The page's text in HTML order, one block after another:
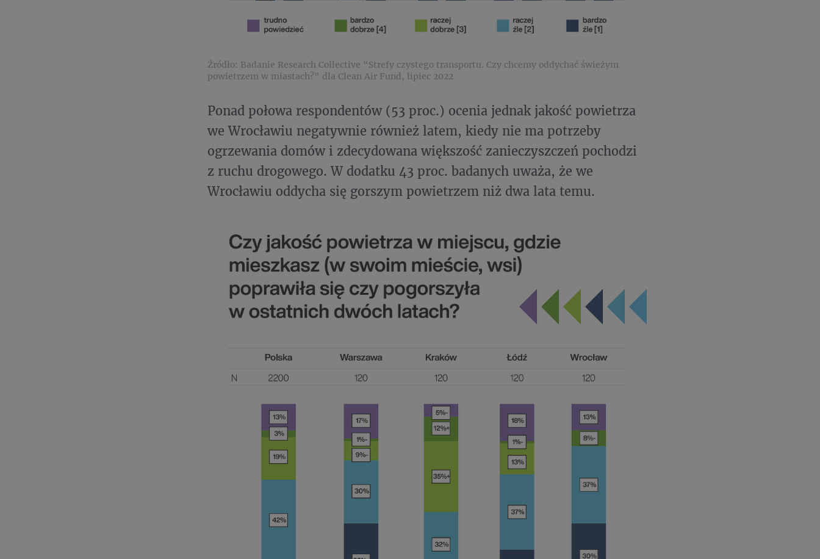
Źródło: Badanie Research Collective “Strefy czystego transportu. Czy chcemy oddychać świeżym
powietrzem w miastach?" dla Clean Air Fund, lipiec 2022
Ponad połowa respondentów (53 proc.) ocenia jednak jakość powietrza
we Wrocławiu negatywnie również latem, kiedy nie ma potrzeby
ogrzewania domów i zdecydowana większość zanieczyszczeń pochodzi
z ruchu drogowego. W dodatku 43 proc. badanych uważa, że we
Wrocławiu oddycha się gorszym powietrzem niż dwa lata temu.